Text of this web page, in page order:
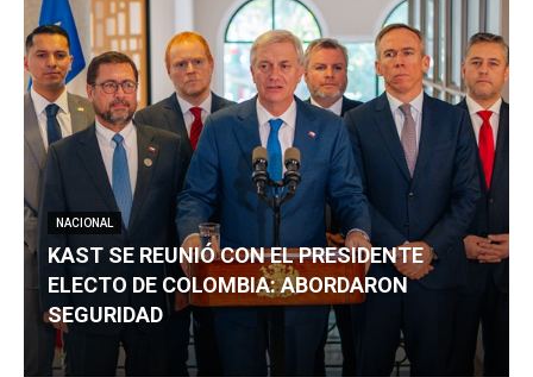
NACIONAL
KAST SE REUNIÓ CON EL PRESIDENTE
ELECTO DE COLOMBIA: ABORDARON
SEGURIDAD